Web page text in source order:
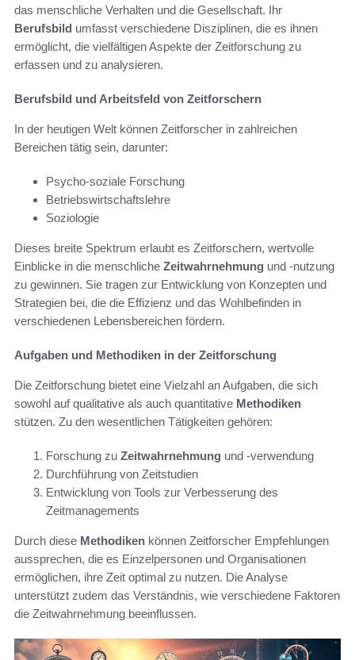
das menschliche Verhalten und die Gesellschaft. Ihr
Berufsbild umfasst verschiedene Disziplinen, die es ihnen
ermöglicht, die vielfältigen Aspekte der Zeitforschung zu
erfassen und zu analysieren.
Berufsbild und Arbeitsfeld von Zeitforschern
In der heutigen Welt können Zeitforscher in zahlreichen
Bereichen tätig sein, darunter:
Psycho-soziale Forschung
Betriebswirtschaftslehre
Soziologie
Dieses breite Spektrum erlaubt es Zeitforschern, wertvolle
Einblicke in die menschliche Zeitwahrnehmung und -nutzung
zu gewinnen. Sie tragen zur Entwicklung von Konzepten und
Strategien bei, die die Effizienz und das Wohlbefinden in
verschiedenen Lebensbereichen fördern.
Aufgaben und Methodiken in der Zeitforschung
Die Zeitforschung bietet eine Vielzahl an Aufgaben, die sich
sowohl auf qualitative als auch quantitative Methodiken
stützen. Zu den wesentlichen Tätigkeiten gehören:
Forschung zu Zeitwahrnehmung und -verwendung
Durchführung von Zeitstudien
Entwicklung von Tools zur Verbesserung des
Zeitmanagements
Durch diese Methodiken können Zeitforscher Empfehlungen
aussprechen, die es Einzelpersonen und Organisationen
ermöglichen, ihre Zeit optimal zu nutzen. Die Analyse
unterstützt zudem das Verständnis, wie verschiedene Faktoren
die Zeitwahrnehmung beeinflussen.